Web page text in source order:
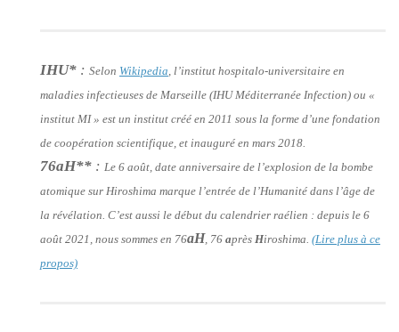
IHU* : Selon Wikipedia , l’institut hospitalo-universitaire en
maladies infectieuses de Marseille (IHU Méditerranée Infection) ou «
institut MI » est un institut créé en 2011 sous la forme d’une fondation
de coopération scientifique, et inauguré en mars 2018.
76aH** : Le 6 août, date anniversaire de l’explosion de la bombe
atomique sur Hiroshima marque l’entrée de l’Humanité dans l’âge de
la révélation. C’est aussi le début du calendrier raélien : depuis le 6
août 2021, nous sommes en 76aH, 76 après Hiroshima. (Lire plus à ce
propos)